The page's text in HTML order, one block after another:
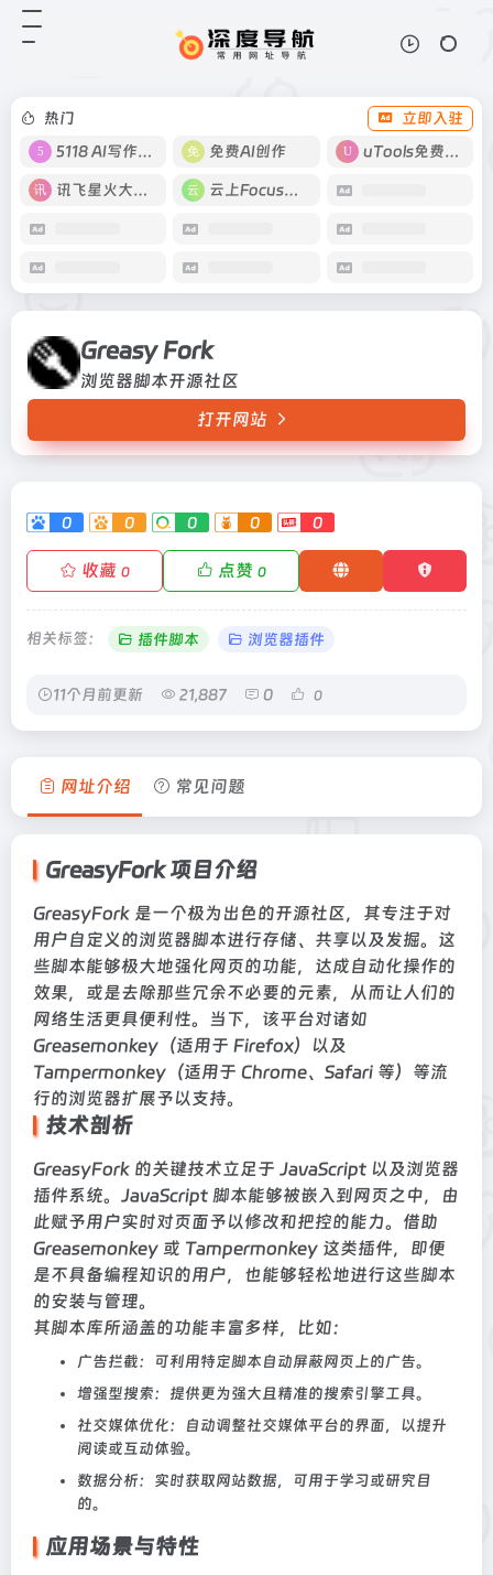
热门
立即入驻
5118 AI写作工具
免费AI创作 uTools免费工具箱
讯飞星火大模型 云上Focus接码
Greasy Fork
浏览器脚本开源社区
打开网站
0 0 0 0 0
收藏 0 点赞 0
相关标签： 插件脚本 浏览器插件
11个月前更新 21,887 0 0
网址介绍 常见问题
GreasyFork 项目介绍
GreasyFork 是一个极为出色的开源社区，其专注于对
用户自定义的浏览器脚本进行存储、共享以及发掘。这
些脚本能够极大地强化网页的功能，达成自动化操作的
效果，或是去除那些冗余不必要的元素，从而让人们的
网络生活更具便利性。当下，该平台对诸如
Greasemonkey（适用于 Firefox）以及
Tampermonkey（适用于 Chrome、Safari 等）等流
行的浏览器扩展予以支持。
技术剖析
GreasyFork 的关键技术立足于 JavaScript 以及浏览器
插件系统。JavaScript 脚本能够被嵌入到网页之中，由
此赋予用户实时对页面予以修改和把控的能力。借助
Greasemonkey 或 Tampermonkey 这类插件，即便
是不具备编程知识的用户，也能够轻松地进行这些脚本
的安装与管理。
其脚本库所涵盖的功能丰富多样，比如：
广告拦截：可利用特定脚本自动屏蔽网页上的广告。
增强型搜索：提供更为强大且精准的搜索引擎工具。
社交媒体优化：自动调整社交媒体平台的界面，以提升
阅读或互动体验。
数据分析：实时获取网站数据，可用于学习或研究目
的。
应用场景与特性